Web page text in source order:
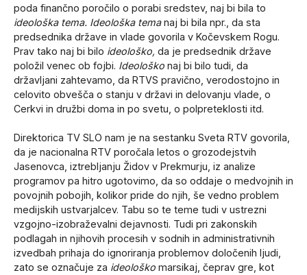
poda finančno poročilo o porabi sredstev, naj bi bila to
ideološka tema. Ideološka temanaj bi bila npr., da sta
predsednika države in vlade govorila v Kočevskem Rogu.
Prav tako naj bi bilo ideološko, da je predsednik države
položil venec ob fojbi. Ideološko naj bi bilo tudi, da
državljani zahtevamo, da RTVS pravično, verodostojno in
celovito obvešča o stanju v državi in delovanju vlade, o
Cerkvi in družbi doma in po svetu, o polpreteklosti itd.
Direktorica TV SLO nam je na sestanku Sveta RTV govorila,
da je nacionalna RTV poročala letos o grozodejstvih
Jasenovca, iztrebljanju Židov v Prekmurju, iz analize
programov pa hitro ugotovimo, da so oddaje o medvojnih in
povojnih pobojih, kolikor pride do njih, še vedno problem
medijskih ustvarjalcev. Tabu so te teme tudi v ustrezni
vzgojno-izobraževalni dejavnosti. Tudi pri zakonskih
podlagah in njihovih procesih v sodnih in administrativnih
izvedbah prihaja do ignoriranja problemov določenih ljudi,
zato se označuje za ideološko marsikaj, čeprav gre, kot